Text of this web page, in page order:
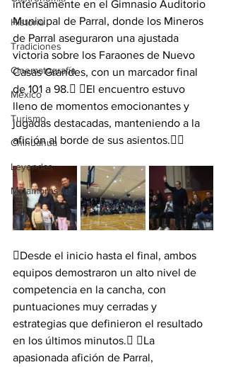
Historia
Tradiciones
Cinematografía
México
Turismo
Chihuahua
Leyendas
Matamoros
intensamente en el Gimnasio Auditorio
Municipal de Parral, donde los Mineros
de Parral aseguraron una ajustada
victoria sobre los Faraones de Nuevo
Casas Grandes, con un marcador final
de 101 a 98. El encuentro estuvo
lleno de momentos emocionantes y
jugadas destacadas, manteniendo a la
afición al borde de sus asientos.
Desde el inicio hasta el final, ambos
equipos demostraron un alto nivel de
competencia en la cancha, con
puntuaciones muy cerradas y
estrategias que definieron el resultado
en los últimos minutos. La
apasionada afición de Parral,